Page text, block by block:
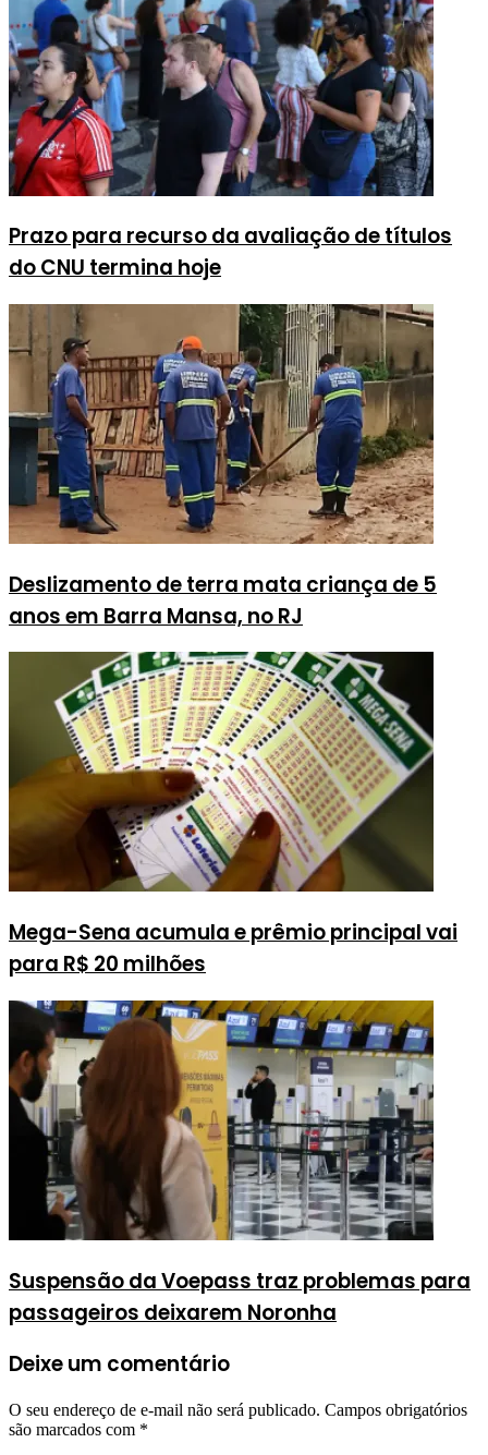
Prazo para recurso da avaliação de títulos
do CNU termina hoje
Deslizamento de terra mata criança de 5
anos em Barra Mansa, no RJ
Mega-Sena acumula e prêmio principal vai
para R$ 20 milhões
Suspensão da Voepass traz problemas para
passageiros deixarem Noronha
Deixe um comentário
O seu endereço de e-mail não será publicado. Campos obrigatórios
são marcados com *